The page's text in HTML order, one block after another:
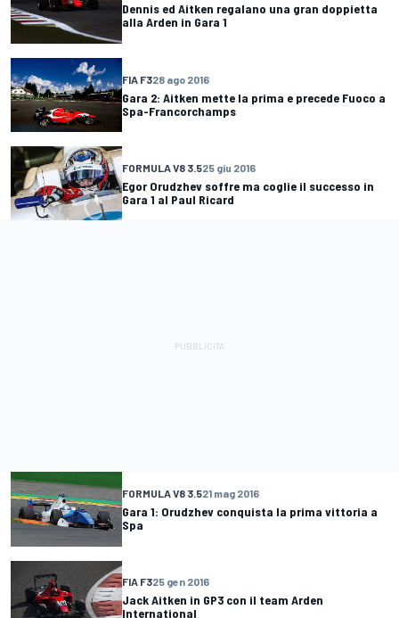
Dennis ed Aitken regalano una gran doppietta
alla Arden in Gara 1
FIA F328 ago 2016
Gara 2: Aitken mette la prima e precede Fuoco a
Spa-Francorchamps
FORMULA V8 3.525 giu 2016
Egor Orudzhev soffre ma coglie il successo in
Gara 1 al Paul Ricard
FORMULA V8 3.521 mag 2016
Gara 1: Orudzhev conquista la prima vittoria a
Spa
FIA F325 gen 2016
Jack Aitken in GP3 con il team Arden
International